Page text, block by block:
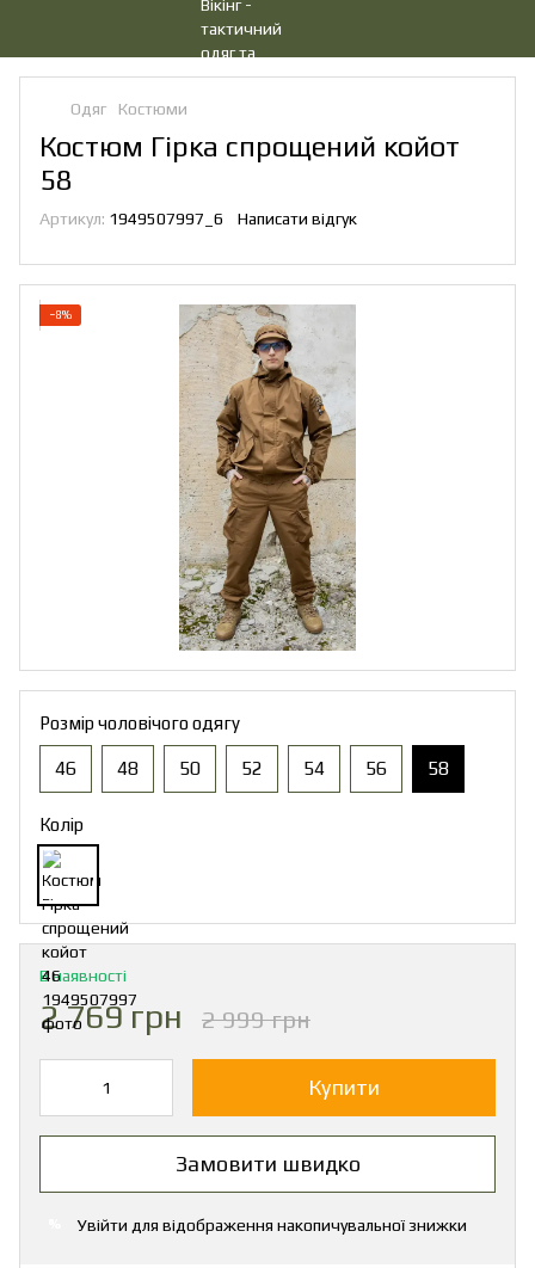
Одяг Костюми
Костюм Гірка спрощений койот
58
Артикул: 1949507997_6 Написати відгук
−8%
Розмір чоловічого одягу
46 48 50 52 54 56 58
Колір
В наявності
2 769 грн 2 999 грн
Купити
Замовити швидко
Увійти для відображення накопичувальної знижки